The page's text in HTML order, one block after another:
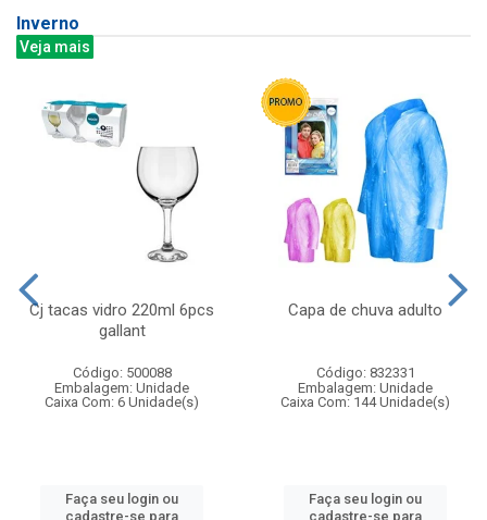
Inverno
Veja mais
Cj tacas vidro 220ml 6pcs
gallant
Código: 500088
Embalagem: Unidade
Caixa Com: 6 Unidade(s)
Faça seu login ou
cadastre-se para
Capa de chuva adulto
Código: 832331
Embalagem: Unidade
Caixa Com: 144 Unidade(s)
Faça seu login ou
cadastre-se para